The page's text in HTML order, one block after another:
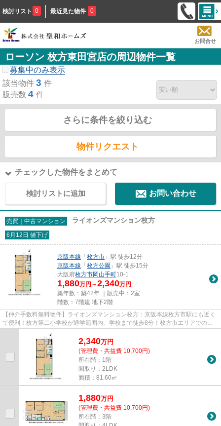
検討リスト 0 最近見た物件 0
お問合せ
ローソン 枚方東田宮店の周辺物件一覧
募集中のみ表示
該当物件 3 件
販売数 4 件
さらに条件を絞り込む
物件リクエスト
チェックした物件をまとめて
検討リストに追加 お問い合わせ
売買｜中古マンション ライオンズマンション枚方
6月12日 値下げ
京阪本線 「 枚方市 」駅 徒歩12分
京阪本線 「 枚方公園 」駅 徒歩15分
大阪府枚方市岡山手町10-1
1,880万円～2,340万円
築年数：築42年 ｜販売中： 2室
階数：7階建 地下2階
【仲介手数料無料物件】ライオンズマンション枚方：京阪本線枚方市駅にも近く
て便利！枚方第二小学校が通学範囲内、学校まで徒歩8分！枚方市エリアでの新
2,340万円
(管理費・共益費 10,700円)
所在階：1階
間取り：2LDK
面積：81.60㎡
1,880万円
(管理費・共益費 10,700円)
所在階：3階